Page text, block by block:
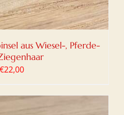
aus Wiesel-, Pferde-
€22,00